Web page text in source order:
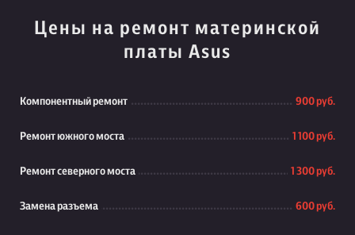
Цены на ремонт материнской
платы Asus
Компонентный ремонт 900 руб.
Ремонт южного моста 1 100 руб.
Ремонт северного моста 1 300 руб.
Замена разъема 600 руб.